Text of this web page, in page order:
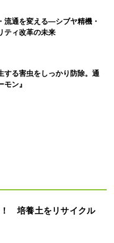
流通を変える―シブヤ精機・
ティ改革の未来
する害虫をしっかり防除。通
ン』
培養土をリサイクル